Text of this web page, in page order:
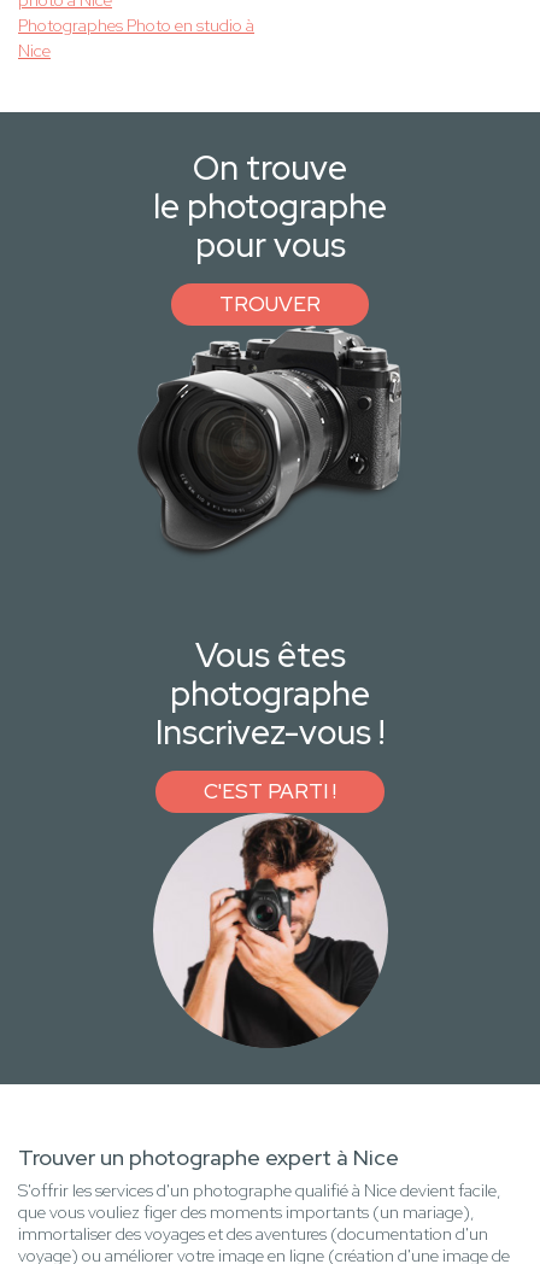
Photographes Photo en studio à
Nice
On trouve
le photographe
pour vous
TROUVER
Vous êtes
photographe
Inscrivez-vous !
C'EST PARTI !
Trouver un photographe expert à Nice
S'offrir les services d'un photographe qualifié à Nice devient facile,
que vous vouliez figer des moments importants (un mariage),
immortaliser des voyages et des aventures (documentation d'un
voyage) ou améliorer votre image en ligne (création d'une image de